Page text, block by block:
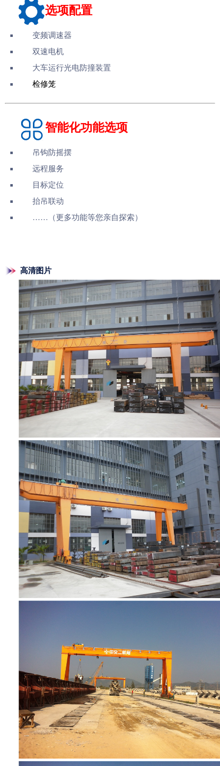
选项配置
变频调速器
双速电机
大车运行光电防撞装置
检修笼
智能化功能选项
吊钩防摇摆
远程服务
目标定位
抬吊联动
……（更多功能等您亲自探索）
高清图片